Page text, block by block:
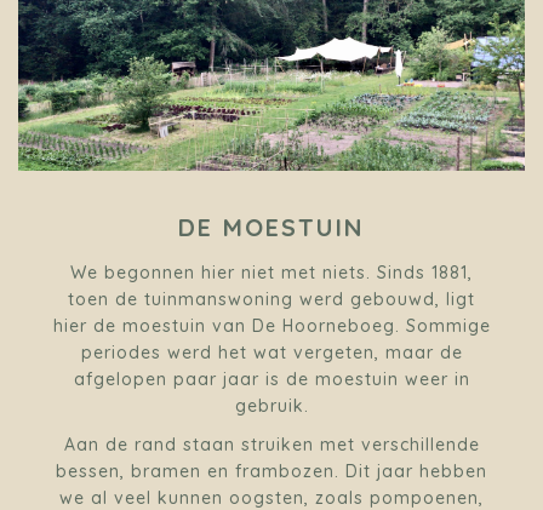
DE MOESTUIN
We begonnen hier niet met niets. Sinds 1881,
toen de tuinmanswoning werd gebouwd, ligt
hier de moestuin van De Hoorneboeg. Sommige
periodes werd het wat vergeten, maar de
afgelopen paar jaar is de moestuin weer in
gebruik.
Aan de rand staan struiken met verschillende
bessen, bramen en frambozen. Dit jaar hebben
we al veel kunnen oogsten, zoals pompoenen,